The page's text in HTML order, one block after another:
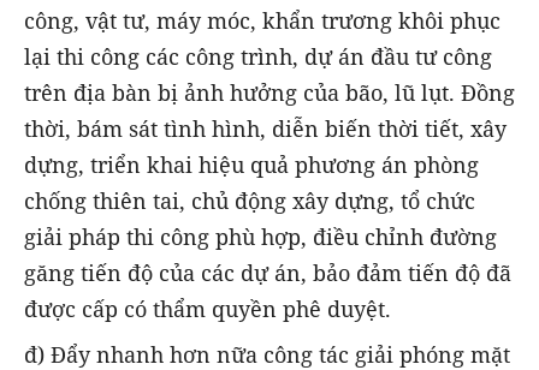
công, vật tư, máy móc, khẩn trương khôi phục
lại thi công các công trình, dự án đầu tư công
trên địa bàn bị ảnh hưởng của bão, lũ lụt. Đồng
thời, bám sát tình hình, diễn biến thời tiết, xây
dựng, triển khai hiệu quả phương án phòng
chống thiên tai, chủ động xây dựng, tổ chức
giải pháp thi công phù hợp, điều chỉnh đường
găng tiến độ của các dự án, bảo đảm tiến độ đã
được cấp có thẩm quyền phê duyệt.
đ) Đẩy nhanh hơn nữa công tác giải phóng mặt